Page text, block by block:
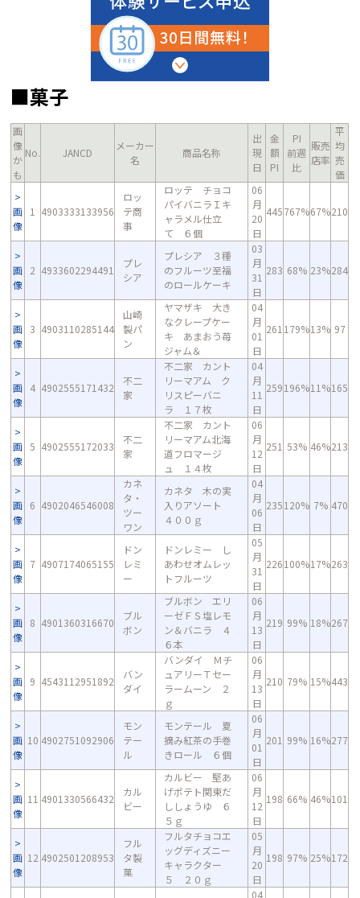
■菓子
画
像
か
も
No. JANCD
メーカー
名
商品名称
出
現
日
金
額
PI
PI
前週
比
販売
店率
平
均
売
価
画
像
1 4903333133956
ロッ
テ商
事
ロッテ チョコ
パイバニラＩキ
ャラメル仕立
て ６個
06
月
20
日
445767%67%210
画
像
2 4933602294491
プレ
シア
プレシア ３種
のフルーツ至福
のロールケーキ
03
月
31
日
283 68% 23%284
画
像
3 4903110285144
山崎
製パ
ン
ヤマザキ 大き
なクレープケー
キ あまおう苺
ジャム＆
04
月
01
日
261 179%13% 97
画
像
4 4902555171432
不二
家
不二家 カント
リーマアム ク
リスピーバニ
ラ １７枚
04
月
11
日
259196%11%165
画
像
5 4902555172033
不二
家
不二家 カント
リーマアム北海
道フロマージ
ュ １４枚
06
月
12
日
251 53% 46%213
画
像
6 4902046546008
カネ
タ・
ツー
ワン
カネタ 木の実
入りアソート
４００ｇ
04
月
06
日
235120% 7% 470
画
像
7 4907174065155
ドン
レミ
ー
ドンレミー し
あわせオムレッ
トフルーツ
05
月
31
日
226100%17%263
画
像
8 4901360316670
ブル
ボン
ブルボン エリ
ーゼＦＳ塩レモ
ン＆バニラ ４
６本
06
月
13
日
219 99% 18%267
画
像
9 4543112951892
バン
ダイ
バンダイ Ｍチ
ュアリーＴセー
ラームーン ２
ｇ
06
月
13
日
210 79% 15%443
画
像
10 4902751092906
モン
テー
ル
モンテール 夏
摘み紅茶の手巻
きロール ６個
06
月
01
日
201 99% 16%277
画
像
11 4901330566432
カル
ビー
カルビー 堅あ
げポテト関東だ
ししょうゆ ６
５ｇ
06
月
12
日
198 66% 46%101
画
像
12 4902501208953
フル
タ製
菓
フルタチョコエ
ッグディズニー
キャラクター
５ ２０ｇ
05
月
20
日
198 97% 25%172
04